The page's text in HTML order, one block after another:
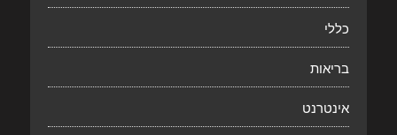
כללי
בריאות
אינטרנט